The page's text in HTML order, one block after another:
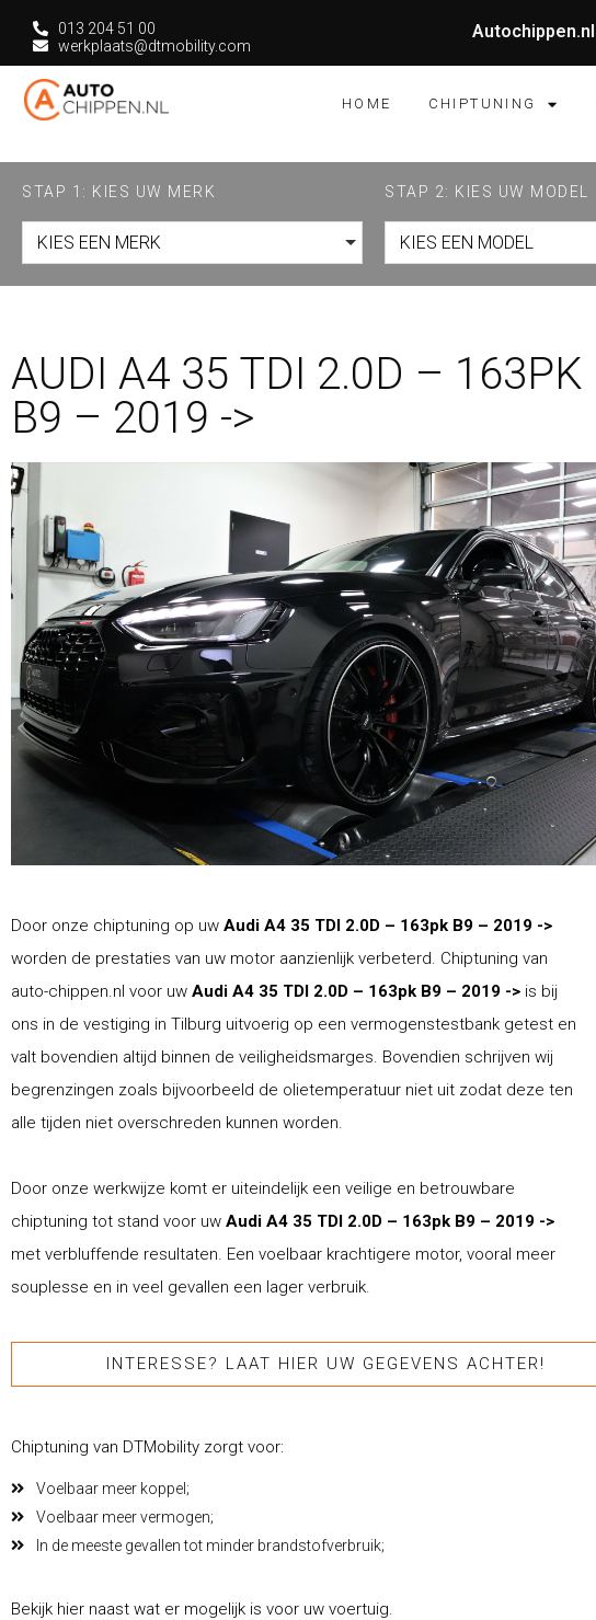
013 204 51 00
werkplaats@dtmobility.com
HOME CHIPTUNING
STAP 1: KIES UW MERK
KIES EEN MERK
STAP 2: KIES UW MODEL
KIES EEN MODEL
AUDI A4 35 TDI 2.0D – 163PK
B9 – 2019 ->
Door onze chiptuning op uw Audi A4 35 TDI 2.0D – 163pk B9 – 2019 ->
worden de prestaties van uw motor aanzienlijk verbeterd. Chiptuning van
auto-chippen.nl voor uw Audi A4 35 TDI 2.0D – 163pk B9 – 2019 -> is bij
ons in de vestiging in Tilburg uitvoerig op een vermogenstestbank getest en
valt bovendien altijd binnen de veiligheidsmarges. Bovendien schrijven wij
begrenzingen zoals bijvoorbeeld de olietemperatuur niet uit zodat deze ten
alle tijden niet overschreden kunnen worden.
Door onze werkwijze komt er uiteindelijk een veilige en betrouwbare
chiptuning tot stand voor uw Audi A4 35 TDI 2.0D – 163pk B9 – 2019 ->
met verbluffende resultaten. Een voelbaar krachtigere motor, vooral meer
souplesse en in veel gevallen een lager verbruik.
INTERESSE? LAAT HIER UW GEGEVENS ACHTER!
Chiptuning van DTMobility zorgt voor:
Voelbaar meer koppel;
Voelbaar meer vermogen;
In de meeste gevallen tot minder brandstofverbruik;
Bekijk hier naast wat er mogelijk is voor uw voertuig.